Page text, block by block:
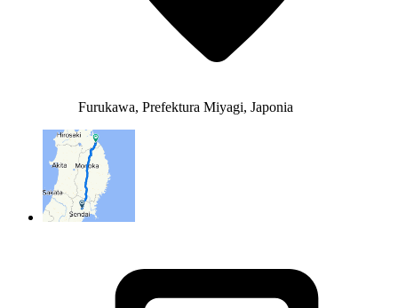
Furukawa, Prefektura Miyagi, Japonia